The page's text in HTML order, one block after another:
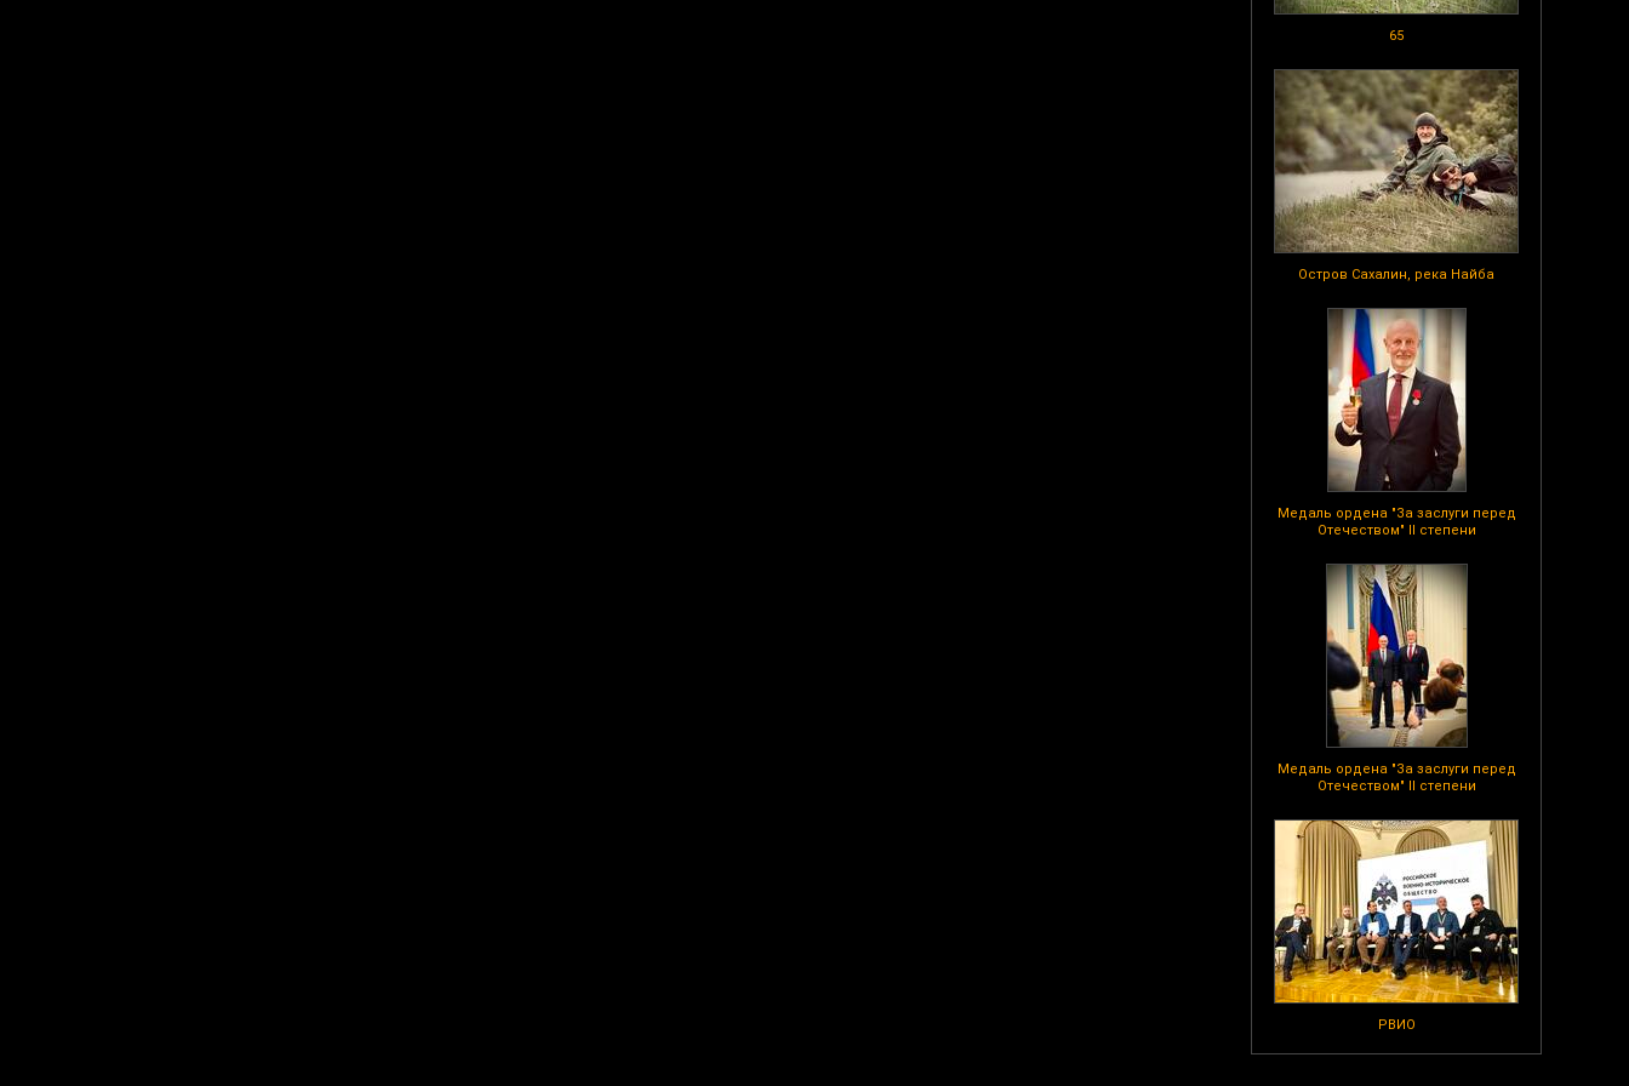
65
Остров Сахалин, река Найба
Медаль ордена "За заслуги перед
Отечеством" II степени
Медаль ордена "За заслуги перед
Отечеством" II степени
РВИО